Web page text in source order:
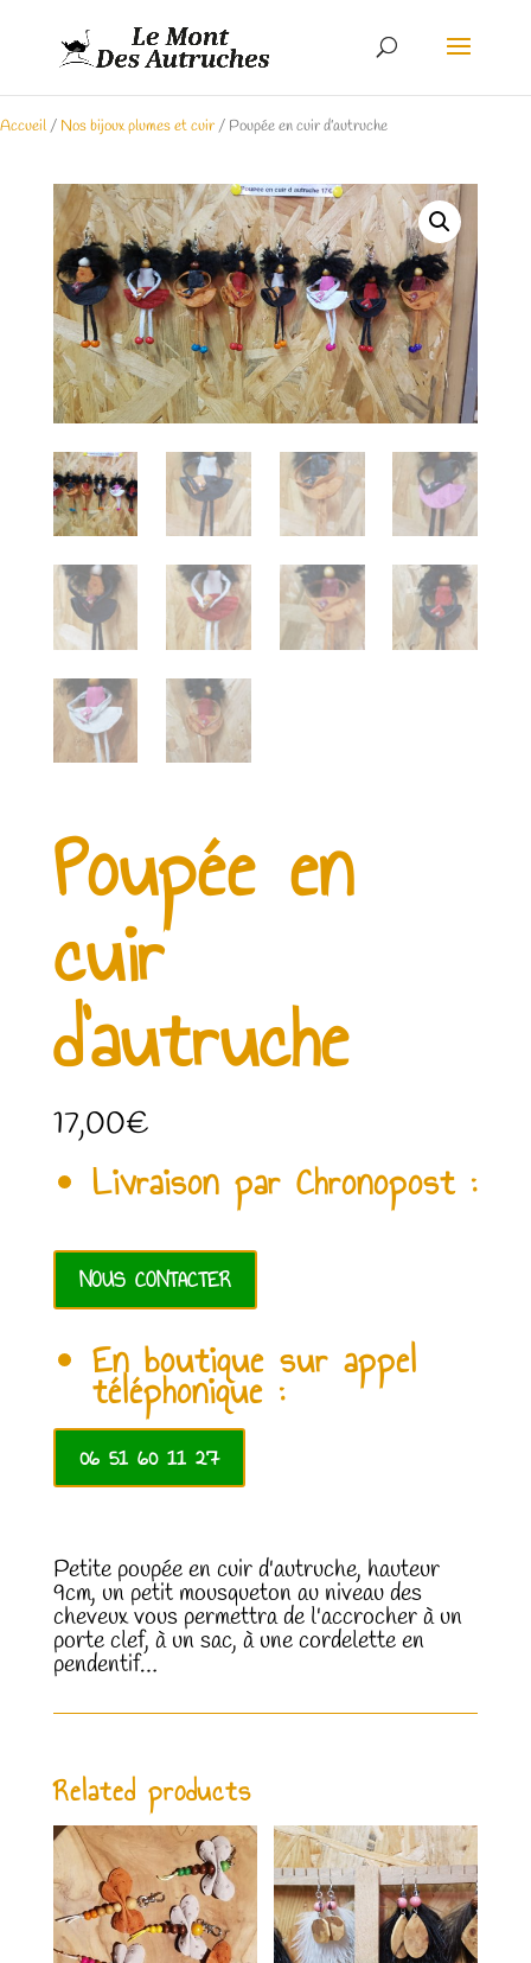
Accueil/ Nos bijoux plumes et cuir / Poupée en cuir d’autruche
Poupée en
cuir
d’autruche
17,00€
Livraison par Chronopost :
NOUS CONTACTER
En boutique sur appel
téléphonique :
06 51 60 11 27
Petite poupée en cuir d'autruche, hauteur
9cm, un petit mousqueton au niveau des
cheveux vous permettra de l'accrocher à un
porte clef, à un sac, à une cordelette en
pendentif…
Related products